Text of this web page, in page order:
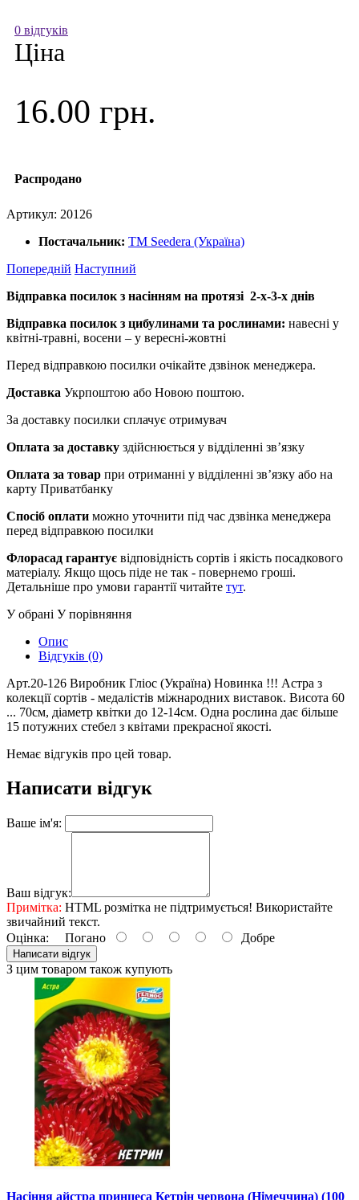
0 відгуків
Ціна
16.00 грн.
Распродано
Артикул: 20126
Постачальник: ТМ Seedera (Україна)
Попередній Наступний
Відправка посилок з насінням на протязі 2-х-3-х днів
Відправка посилок з цибулинами та рослинами: навесні у
квітні-травні, восени – у вересні-жовтні
Перед відправкою посилки очікайте дзвінок менеджера.
Доставка Укрпоштою або Новою поштою.
За доставку посилки сплачує отримувач
Оплата за доставку здійснюється у відділенні зв’язку
Оплата за товар при отриманні у відділенні зв’язку або на
карту Приватбанку
Спосіб оплати можно уточнити під час дзвінка менеджера
перед відправкою посилки
Флорасад гарантує відповідність сортів і якість посадкового
матеріалу. Якщо щось піде не так - повернемо гроші.
Детальніше про умови гарантії читайте тут.
У обрані У порівняння
Опис
Відгуків (0)
Арт.20-126 Виробник Гліос (Україна) Новинка !!! Астра з
колекції сортів - медалістів міжнародних виставок. Висота 60
... 70см, діаметр квітки до 12-14см. Одна рослина дає більше
15 потужних стебел з квітами прекрасної якості.
Немає відгуків про цей товар.
Написати відгук
Ваше ім'я:
Ваш відгук:
Примітка: HTML розмітка не підтримується! Використайте
звичайний текст.
Оцінка: Погано Добре
Написати відгук
З цим товаром також купують
Насіння айстра принцеса Кетрін червона (Німеччина) (100